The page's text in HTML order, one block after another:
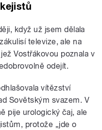
když už jsem dělala
televize, ale na
Vostřákovou poznala v
odejít.
vítězství
Sovětským svazem. V
pije urologický čaj, ale
protože „jde o